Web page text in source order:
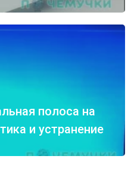
полоса на
и устранение